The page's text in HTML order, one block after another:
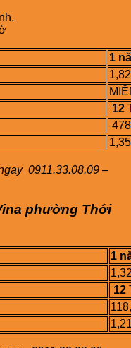
1
12
0911.33.08.09 –
phường Thới
1
12